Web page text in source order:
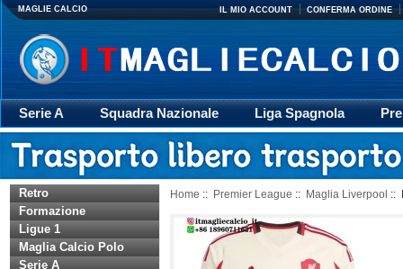
MAGLIE CALCIO IL MIO ACCOUNT CONFERMA ORDINE
Serie A Squadra Nazionale Liga Spagnola
Giacca
Rugby trasporto Retro
Retro
Formazione
Ligue 1
Maglia Calcio Polo
Serie A
Home :: Premier League :: Maglia Liverpool ::